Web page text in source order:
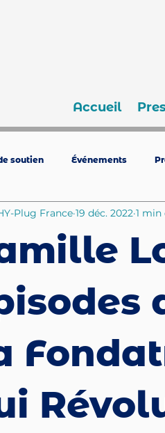
Accueil
soutien Événements
Plug France 19 déc. 2022 1 min